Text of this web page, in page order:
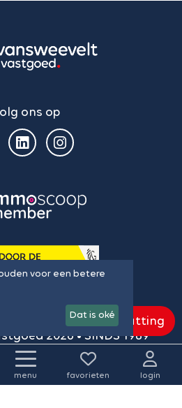
menu favorieten login
ons op
2026 • SINDS 1989
& privacy policy
Onze gegevens
• Cookie instellingen
Gratis schatting
voor een betere
Dat is oké